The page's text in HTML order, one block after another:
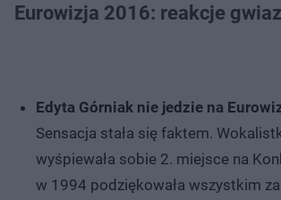
Eurowizja 2016: reakcje
Edyta Górniak nie jedzie na
Sensacja stała się faktem.
wyśpiewała sobie 2. miejsce na
w 1994 podziękowała wszystkim